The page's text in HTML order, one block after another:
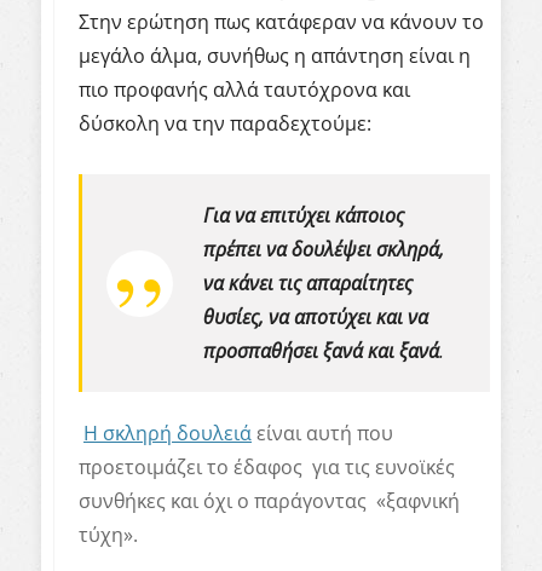
Στην ερώτηση πως κατάφεραν να κάνουν το
μεγάλο άλμα, συνήθως η απάντηση είναι η
πιο προφανής αλλά ταυτόχρονα και
δύσκολη να την παραδεχτούμε:
Για να επιτύχει κάποιος
πρέπει να δουλέψει σκληρά,
να κάνει τις απαραίτητες
θυσίες, να αποτύχει και να
προσπαθήσει ξανά και ξανά.
Η σκληρή δουλειάείναι αυτή που
προετοιμάζει το έδαφος για τις ευνοϊκές
συνθήκες και όχι ο παράγοντας «ξαφνική
τύχη».